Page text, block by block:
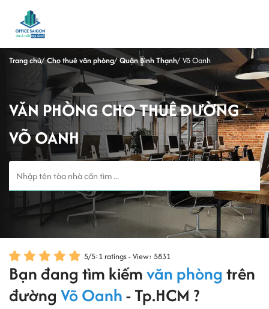
Trang chủ Cho thuê văn phòng Quận Bình Thạnh Võ Oanh
VĂN PHÒNG CHO THUÊ ĐƯỜNG
VÕ OANH
5/5:1 ratings - View: 5831
Bạn đang tìm kiếmvăn phòng trên
đường Võ Oanh- Tp.HCM ?